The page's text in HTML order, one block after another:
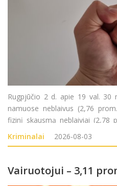
Rugpjūčio 2 d. apie 19 val. 30
namuose neblaivus (2,76
fizinį skausmą neblaiviai (2,78
Nusikalstamos veikos
Pradėtas ikiteisminis tyrimas
Kriminalai 2026-08-03
Vairuotojui – 3,11